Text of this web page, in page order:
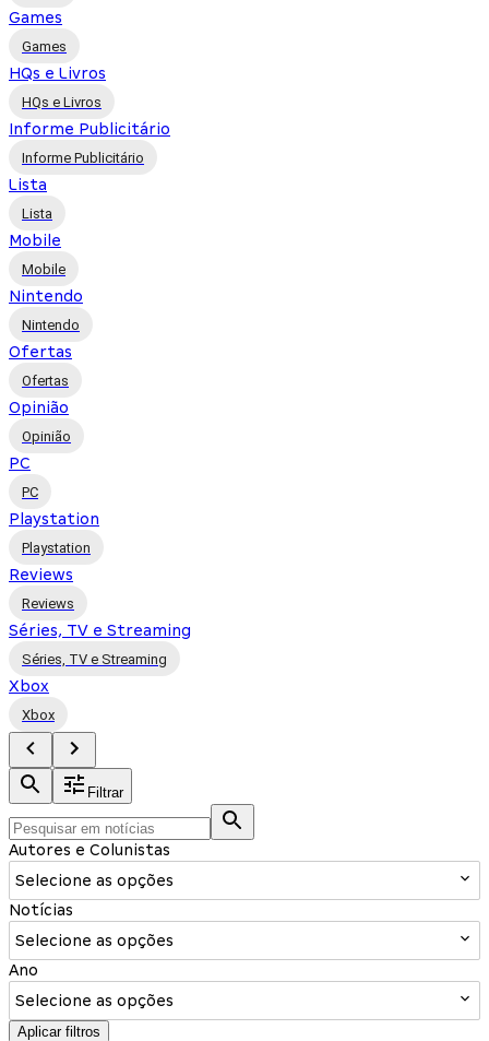
Games
Games
HQs e Livros
HQs e Livros
Informe Publicitário
Informe Publicitário
Lista
Lista
Mobile
Mobile
Nintendo
Nintendo
Ofertas
Ofertas
Opinião
Opinião
PC
PC
Playstation
Playstation
Reviews
Reviews
Séries, TV e Streaming
Séries, TV e Streaming
Xbox
Xbox
Filtrar
Autores e Colunistas
Selecione as opções
Notícias
Selecione as opções
Ano
Selecione as opções
Aplicar filtros